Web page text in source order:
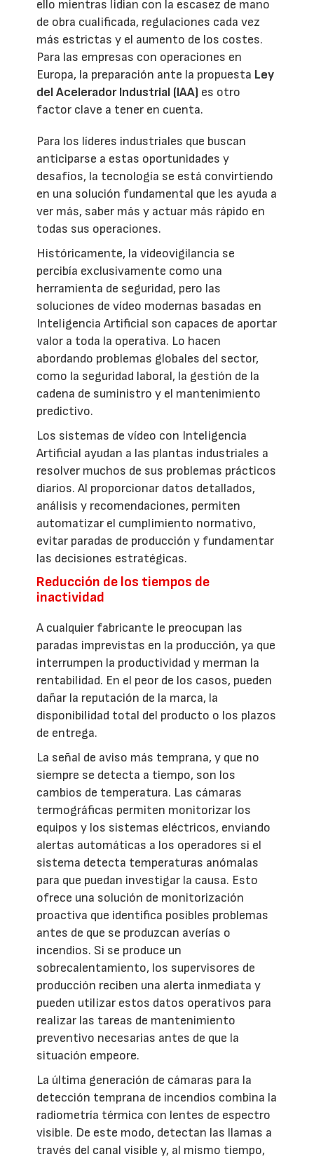
ello mientras lidian con la escasez de mano
de obra cualificada, regulaciones cada vez
más estrictas y el aumento de los costes.
Para las empresas con operaciones en
Europa, la preparación ante la propuesta Ley
del Acelerador Industrial (IAA) es otro
factor clave a tener en cuenta.
Para los líderes industriales que buscan
anticiparse a estas oportunidades y
desafíos, la tecnología se está convirtiendo
en una solución fundamental que les ayuda a
ver más, saber más y actuar más rápido en
todas sus operaciones.
Históricamente, la videovigilancia se
percibía exclusivamente como una
herramienta de seguridad, pero las
soluciones de vídeo modernas basadas en
Inteligencia Artificial son capaces de aportar
valor a toda la operativa. Lo hacen
abordando problemas globales del sector,
como la seguridad laboral, la gestión de la
cadena de suministro y el mantenimiento
predictivo.
Los sistemas de vídeo con Inteligencia
Artificial ayudan a las plantas industriales a
resolver muchos de sus problemas prácticos
diarios. Al proporcionar datos detallados,
análisis y recomendaciones, permiten
automatizar el cumplimiento normativo,
evitar paradas de producción y fundamentar
las decisiones estratégicas.
Reducción de los tiempos de
inactividad
A cualquier fabricante le preocupan las
paradas imprevistas en la producción, ya que
interrumpen la productividad y merman la
rentabilidad. En el peor de los casos, pueden
dañar la reputación de la marca, la
disponibilidad total del producto o los plazos
de entrega.
La señal de aviso más temprana, y que no
siempre se detecta a tiempo, son los
cambios de temperatura. Las cámaras
termográficas permiten monitorizar los
equipos y los sistemas eléctricos, enviando
alertas automáticas a los operadores si el
sistema detecta temperaturas anómalas
para que puedan investigar la causa. Esto
ofrece una solución de monitorización
proactiva que identifica posibles problemas
antes de que se produzcan averías o
incendios. Si se produce un
sobrecalentamiento, los supervisores de
producción reciben una alerta inmediata y
pueden utilizar estos datos operativos para
realizar las tareas de mantenimiento
preventivo necesarias antes de que la
situación empeore.
La última generación de cámaras para la
detección temprana de incendios combina la
radiometría térmica con lentes de espectro
visible. De este modo, detectan las llamas a
través del canal visible y, al mismo tiempo,